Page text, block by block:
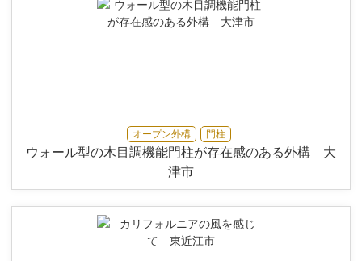
オープン外構 門柱
ウォール型の木目調機能門柱が存在感のある外構 大
津市